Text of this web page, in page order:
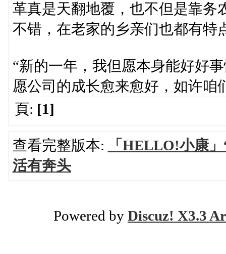
革真是天翻地覆，也不但是靠务
不错，在老家的乡亲们也都有特
“新的一年，我但愿本身能好好
愿公司的成长愈来愈好，如许咱
頁: [1]
查看完整版本:
「HELLO!小康
活有奔头
Powered by Discuz! X3.3